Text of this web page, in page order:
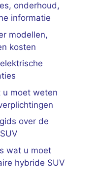
onderhoud,
informatie
modellen,
kosten
u moet weten
over de
wat u moet
hybride SUV